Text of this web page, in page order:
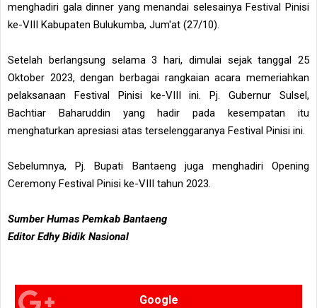
menghadiri gala dinner yang menandai selesainya Festival Pinisi
ke-VIII Kabupaten Bulukumba, Jum'at (27/10).
Setelah berlangsung selama 3 hari, dimulai sejak tanggal 25
Oktober 2023, dengan berbagai rangkaian acara memeriahkan
pelaksanaan Festival Pinisi ke-VIII ini. Pj. Gubernur Sulsel,
Bachtiar Baharuddin yang hadir pada kesempatan itu
menghaturkan apresiasi atas terselenggaranya Festival Pinisi ini.
Sebelumnya, Pj. Bupati Bantaeng juga menghadiri Opening
Ceremony Festival Pinisi ke-VIII tahun 2023.
Sumber Humas Pemkab Bantaeng
Editor Edhy Bidik Nasional
Google